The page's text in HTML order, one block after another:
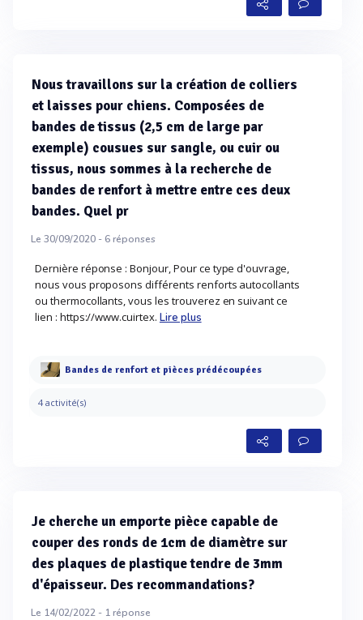
Nous travaillons sur la création de colliers
et laisses pour chiens. Composées de
bandes de tissus (2,5 cm de large par
exemple) cousues sur sangle, ou cuir ou
tissus, nous sommes à la recherche de
bandes de renfort à mettre entre ces deux
bandes. Quel pr
Le 30/09/2020 - 6réponses
Dernière réponse : Bonjour, Pour ce type d'ouvrage,
nous vous proposons différents renforts autocollants
ou thermocollants, vous les trouverez en suivant ce
lien : https://www.cuirtex. Lire plus
Bandes de renfort et pièces prédécoupées
4 activité(s)
Je cherche un emporte pièce capable de
couper des ronds de 1cm de diamètre sur
des plaques de plastique tendre de 3mm
d'épaisseur. Des recommandations?
Le 14/02/2022 - 1réponse